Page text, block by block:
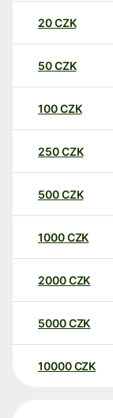
20CZK
50CZK
100CZK
250CZK
500CZK
1000CZK
2000CZK
5000CZK
10000 CZK